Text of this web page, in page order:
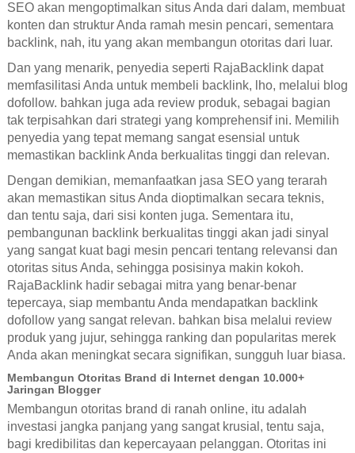
SEO akan mengoptimalkan situs Anda dari dalam, membuat
konten dan struktur Anda ramah mesin pencari, sementara
backlink, nah, itu yang akan membangun otoritas dari luar.
Dan yang menarik, penyedia seperti RajaBacklink dapat
memfasilitasi Anda untuk membeli backlink, lho, melalui blog
dofollow. bahkan juga ada review produk, sebagai bagian
tak terpisahkan dari strategi yang komprehensif ini. Memilih
penyedia yang tepat memang sangat esensial untuk
memastikan backlink Anda berkualitas tinggi dan relevan.
Dengan demikian, memanfaatkan jasa SEO yang terarah
akan memastikan situs Anda dioptimalkan secara teknis,
dan tentu saja, dari sisi konten juga. Sementara itu,
pembangunan backlink berkualitas tinggi akan jadi sinyal
yang sangat kuat bagi mesin pencari tentang relevansi dan
otoritas situs Anda, sehingga posisinya makin kokoh.
RajaBacklink hadir sebagai mitra yang benar-benar
tepercaya, siap membantu Anda mendapatkan backlink
dofollow yang sangat relevan. bahkan bisa melalui review
produk yang jujur, sehingga ranking dan popularitas merek
Anda akan meningkat secara signifikan, sungguh luar biasa.
Membangun Otoritas Brand di Internet dengan 10.000+
Jaringan Blogger
Membangun otoritas brand di ranah online, itu adalah
investasi jangka panjang yang sangat krusial, tentu saja,
bagi kredibilitas dan kepercayaan pelanggan. Otoritas ini